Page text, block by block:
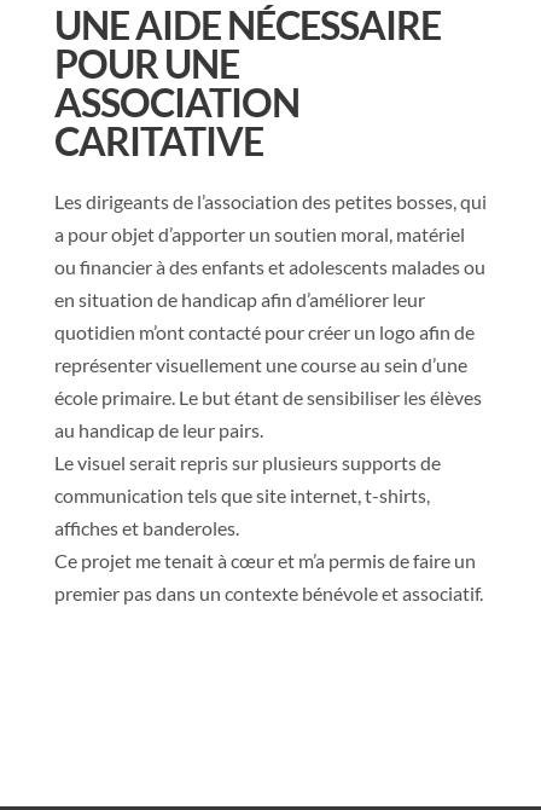
UNE AIDE NÉCESSAIRE
POUR UNE
ASSOCIATION
CARITATIVE
Les dirigeants de l’association des petites bosses, qui
a pour objet d’apporter un soutien moral, matériel
ou financier à des enfants et adolescents malades ou
en situation de handicap afin d’améliorer leur
quotidien m’ont contacté pour créer un logo afin de
représenter visuellement une course au sein d’une
école primaire. Le but étant de sensibiliser les élèves
au handicap de leur pairs.
Le visuel serait repris sur plusieurs supports de
communication tels que site internet, t-shirts,
affiches et banderoles.
Ce projet me tenait à cœur et m’a permis de faire un
premier pas dans un contexte bénévole et associatif.